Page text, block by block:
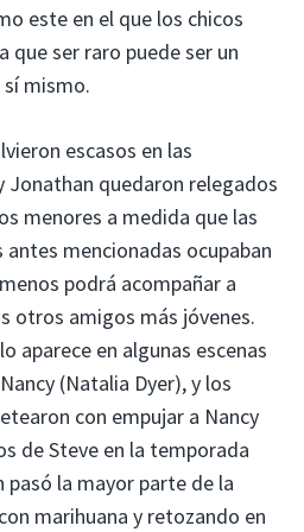
este en el que los chicos
que ser raro puede ser un
mismo.
escasos en las
Jonathan quedaron relegados
menores a medida que las
mencionadas ocupaban
podrá acompañar a
otros amigos más jóvenes.
aparece en algunas escenas
(Natalia Dyer), y los
con empujar a Nancy
de Steve en la temporada
la mayor parte de la
marihuana y retozando en